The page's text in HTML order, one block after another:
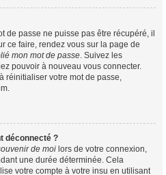
de passe ne puisse pas être récupéré, il
ce faire, rendez vous sur la page de
mon mot de passe. Suivez les
pouvoir à nouveau vous connecter.
réinitialiser votre mot de passe,
déconnecté ?
de moi lors de votre connexion,
une durée déterminée. Cela
votre compte à votre insu en utilisant